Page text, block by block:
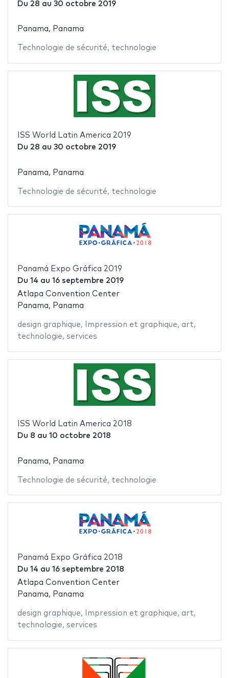
Du 28 au 30 octobre 2019
Panama, Panama
Technologie de sécurité, technologie
ISS World Latin America 2019
Du 28 au 30 octobre 2019
Panama, Panama
Technologie de sécurité, technologie
Panamá Expo Gráfica 2019
Du 14 au 16 septembre 2019
Atlapa Convention Center
Panama, Panama
design graphique, Impression et graphique, art,
technologie, services
ISS World Latin America 2018
Du 8 au 10 octobre 2018
Panama, Panama
Technologie de sécurité, technologie
Panamá Expo Gráfica 2018
Du 14 au 16 septembre 2018
Atlapa Convention Center
Panama, Panama
design graphique, Impression et graphique, art,
technologie, services